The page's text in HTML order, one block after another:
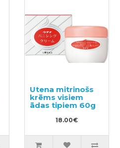
Utena mitrinošs
krēms visiem
ādas tipiem 60g
18.00€